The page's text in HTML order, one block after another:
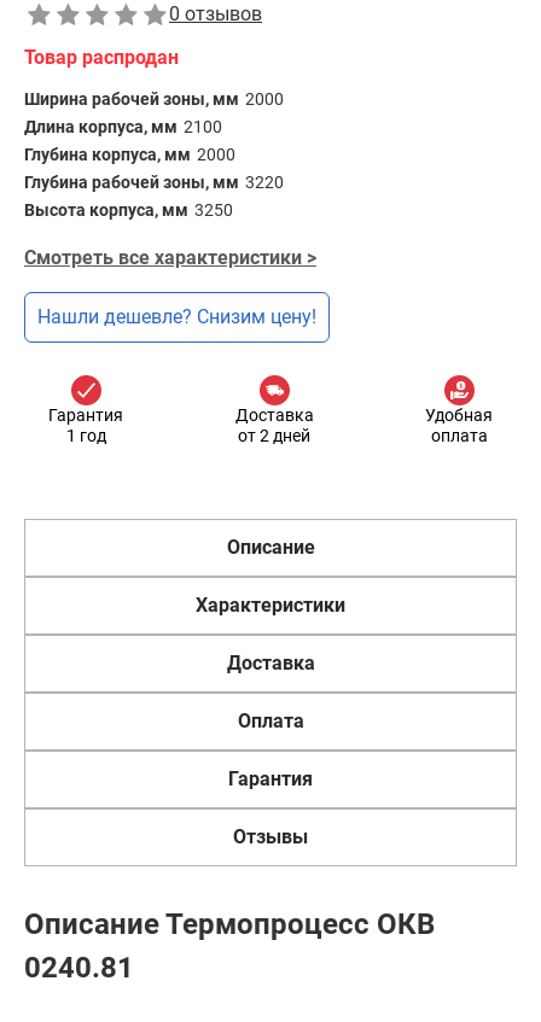
0 отзывов
Товар распродан
Ширина рабочей зоны, мм 2000
Длина корпуса, мм 2100
Глубина корпуса, мм 2000
Глубина рабочей зоны, мм 3220
Высота корпуса, мм 3250
Смотреть все характеристики >
Нашли дешевле? Снизим цену!
Гарантия
1 год
Доставка
от 2 дней
Удобная
оплата
Описание
Характеристики
Доставка
Оплата
Гарантия
Отзывы
Описание Термопроцесс ОКВ
0240.81